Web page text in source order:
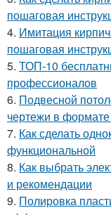
пошаговая
4. Имитация
пошаговая
5. ТОП-10
профессионалов
6. Подвесной
чертежи в
7. Как сделать
функциональной
8. Как выбрать
и рекомендации
9. Полировка